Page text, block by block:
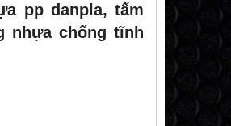
pp danpla, tấm
nhựa chống tĩnh